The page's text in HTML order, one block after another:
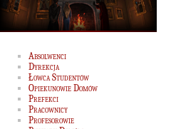
Absolwenci
Dyrekcja
Łowca Studentów
Opiekunowie Domów
Prefekci
Pracownicy
Profesorowie